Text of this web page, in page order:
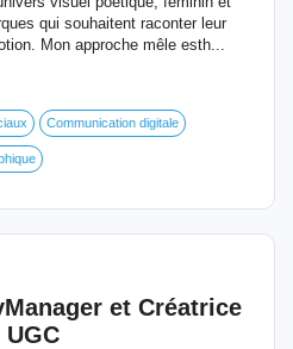
qui souhaitent raconter leur
Mon approche mêle esth...
Communication digitale
et Créatrice